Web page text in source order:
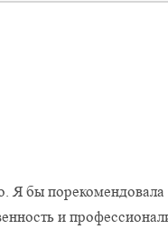
Я бы порекомендовала
и